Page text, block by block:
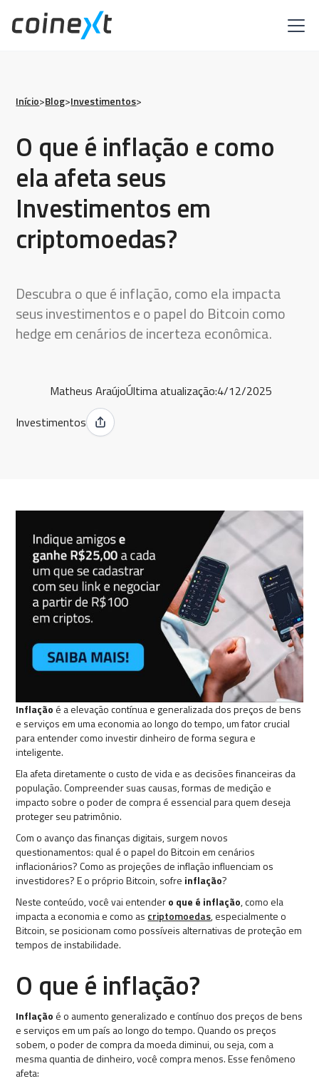
Início>Blog>Investimentos>
O que é inflação e como
ela afeta seus
Investimentos em
criptomoedas?
Descubra o que é inflação, como ela impacta
seus investimentos e o papel do Bitcoin como
hedge em cenários de incerteza econômica.
Matheus AraújoÚltima atualização:4/12/2025
Investimentos
Inflação é a elevação contínua e generalizada dos preços de bens
e serviços em uma economia ao longo do tempo, um fator crucial
para entender como investir dinheiro de forma segura e
inteligente.
Ela afeta diretamente o custo de vida e as decisões financeiras da
população. Compreender suas causas, formas de medição e
impacto sobre o poder de compra é essencial para quem deseja
proteger seu patrimônio.
Com o avanço das finanças digitais, surgem novos
questionamentos: qual é o papel do Bitcoin em cenários
inflacionários? Como as projeções de inflação influenciam os
investidores? E o próprio Bitcoin, sofre inflação?
Neste conteúdo, você vai entendero que é inflação, como ela
impacta a economia e como as criptomoedas, especialmente o
Bitcoin, se posicionam como possíveis alternativas de proteção em
tempos de instabilidade.
O que é inflação?
Inflação é o aumento generalizado e contínuo dos preços de bens
e serviços em um país ao longo do tempo. Quando os preços
sobem, o poder de compra da moeda diminui, ou seja, com a
mesma quantia de dinheiro, você compra menos. Esse fenômeno
afeta: